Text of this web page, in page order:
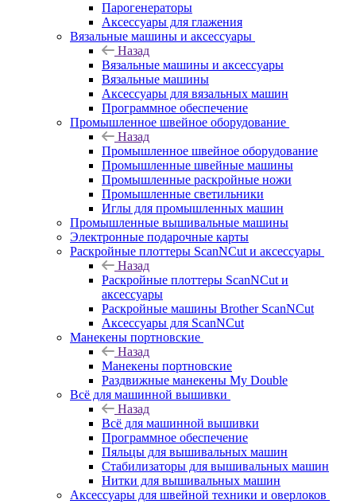
Парогенераторы
Аксессуары для глажения
Вязальные машины и аксессуары
Назад
Вязальные машины и аксессуары
Вязальные машины
Аксессуары для вязальных машин
Программное обеспечение
Промышленное швейное оборудование
Назад
Промышленное швейное оборудование
Промышленные швейные машины
Промышленные раскройные ножи
Промышленные светильники
Иглы для промышленных машин
Промышленные вышивальные машины
Электронные подарочные карты
Раскройные плоттеры ScanNCut и аксессуары
Назад
Раскройные плоттеры ScanNCut и
аксессуары
Раскройные машины Brother ScanNCut
Аксессуары для ScanNCut
Манекены портновские
Назад
Манекены портновские
Раздвижные манекены My Double
Всё для машинной вышивки
Назад
Всё для машинной вышивки
Программное обеспечение
Пяльцы для вышивальных машин
Стабилизаторы для вышивальных машин
Нитки для вышивальных машин
Аксессуары для швейной техники и оверлоков